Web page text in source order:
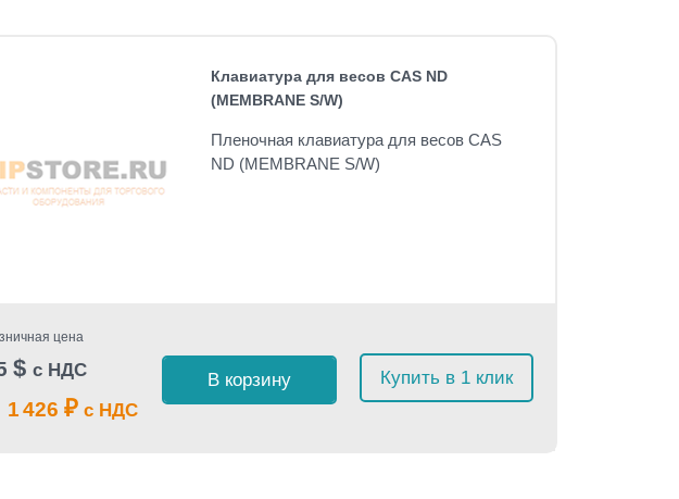
Клавиатура для весов CAS ND
(MEMBRANE S/W)
Пленочная клавиатура для весов CAS
ND (MEMBRANE S/W)
цена
$ с НДС
1 426 ₽ с НДС
В корзину Купить в 1 клик